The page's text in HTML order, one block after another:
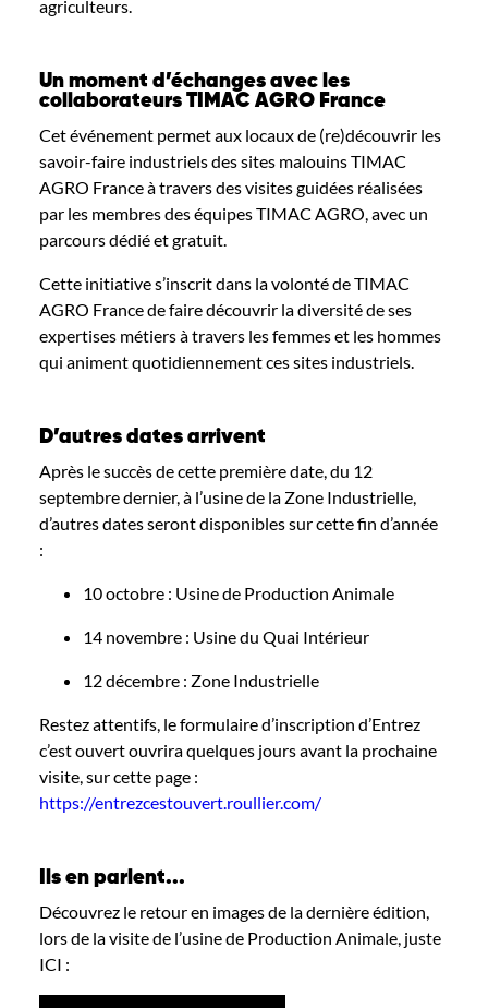
agriculteurs.
Un moment d’échanges avec les
collaborateurs TIMAC AGRO France
Cet événement permet aux locaux de (re)découvrir les
savoir-faire industriels des sites malouins TIMAC
AGRO France à travers des visites guidées réalisées
par les membres des équipes TIMAC AGRO, avec un
parcours dédié et gratuit.
Cette initiative s’inscrit dans la volonté de TIMAC
AGRO France de faire découvrir la diversité de ses
expertises métiers à travers les femmes et les hommes
qui animent quotidiennement ces sites industriels.
D’autres dates arrivent
Après le succès de cette première date, du 12
septembre dernier, à l’usine de la Zone Industrielle,
d’autres dates seront disponibles sur cette fin d’année
:
10 octobre : Usine de Production Animale
14 novembre : Usine du Quai Intérieur
12 décembre : Zone Industrielle
Restez attentifs, le formulaire d’inscription d’Entrez
c’est ouvert ouvrira quelques jours avant la prochaine
visite, sur cette page :
https://entrezcestouvert.roullier.com/
Ils en parlent...
Découvrez le retour en images de la dernière édition
lors de la visite de l’usine de Production Animale, juste
ICI :